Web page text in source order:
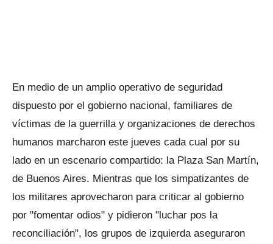
En medio de un amplio operativo de seguridad
dispuesto por el gobierno nacional, familiares de
víctimas de la guerrilla y organizaciones de derechos
humanos marcharon este jueves cada cual por su
lado en un escenario compartido: la Plaza San Martín,
de Buenos Aires. Mientras que los simpatizantes de
los militares aprovecharon para criticar al gobierno
por "fomentar odios" y pidieron "luchar pos la
reconciliación", los grupos de izquierda aseguraron